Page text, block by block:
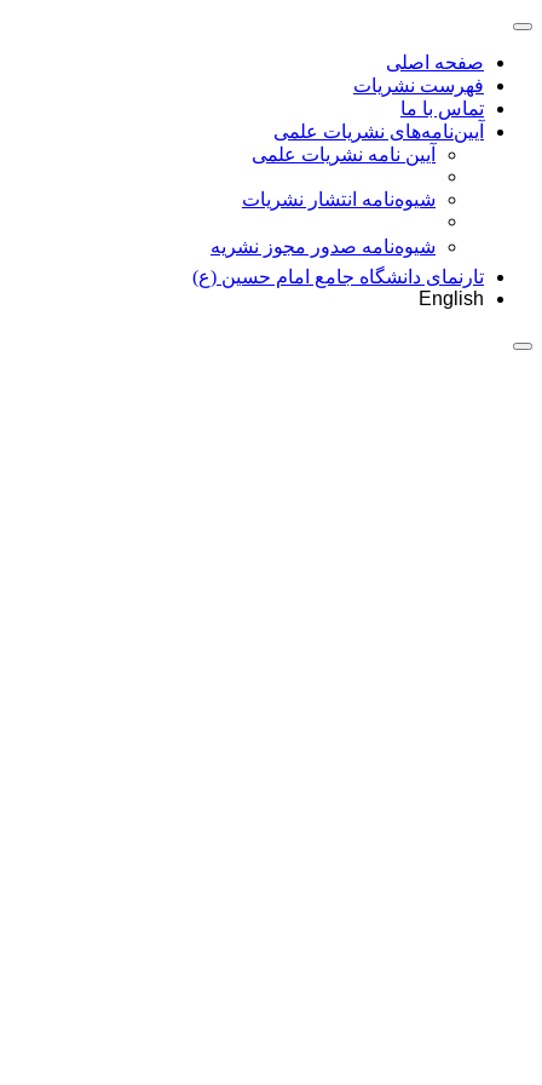
صفحه اصلی
فهرست نشریات
تماس با ما
آیین‌نامه‌های نشریات علمی
آیین نامه نشریات علمی
شیوه‌نامه انتشار نشریات
شیوهنامه صدور مجوز نشریه
تارنمای دانشگاه جامع امام حسین (ع)
English